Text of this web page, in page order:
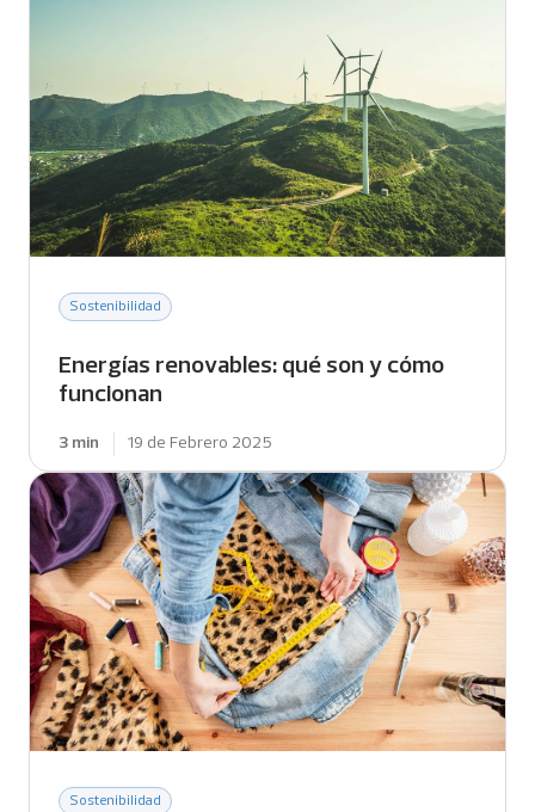
Energías renovables: qué son y cómo
funcionan
Sostenibilidad
3 min 19 de Febrero 2025
Sostenibilidad